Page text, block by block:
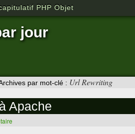
PHP Objet
jour
par mot-clé : Url Rewriting
Apache